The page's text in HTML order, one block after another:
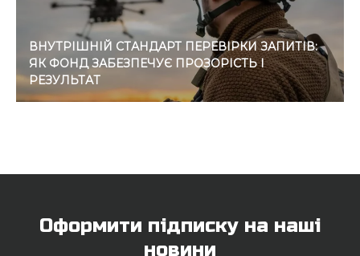
ВНУТРІШНІЙ СТАНДАРТ ПЕРЕВІРКИ ЗАПИТІВ:
ЯК ФОНД ЗАБЕЗПЕЧУЄ ПРОЗОРІСТЬ І
РЕЗУЛЬТАТ
Оформити підписку на наші
новини